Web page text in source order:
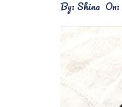
By: Shina On: